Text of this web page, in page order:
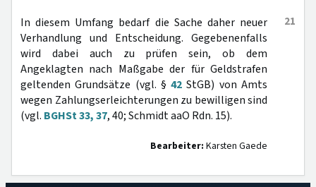
21
In diesem Umfang bedarf die Sache daher neuer
Verhandlung und Entscheidung. Gegebenenfalls
wird dabei auch zu prüfen sein, ob dem
Angeklagten nach Maßgabe der für Geldstrafen
geltenden Grundsätze (vgl. §42 StGB) von Amts
wegen Zahlungserleichterungen zu bewilligen sind
(vgl. BGHSt 33, 37, 40; Schmidt aaO Rdn. 15).
Bearbeiter: Karsten Gaede